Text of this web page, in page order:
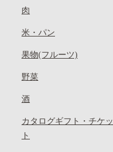
肉
米・パン
果物(フルーツ)
野菜
酒
カタログギフト・チケッ
ト